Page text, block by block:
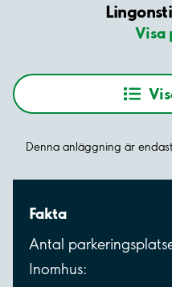
Visa
Denna anläggning är
Fakta
Antal
Inomhus: